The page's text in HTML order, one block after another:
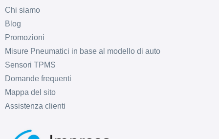
C
Chi siamo
Blog
Promozioni
Misure Pneumatici in base al modello di auto
Sensori TPMS
Domande frequenti
Mappa del sito
Assistenza clienti